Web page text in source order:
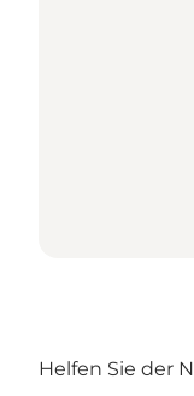
Helfen Sie der